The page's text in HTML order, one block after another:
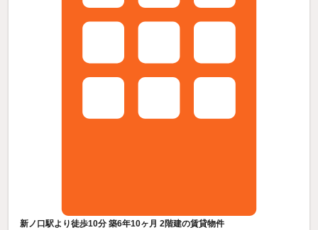
新ノ口駅より徒歩10分 築6年10ヶ月 2階建の賃貸物件